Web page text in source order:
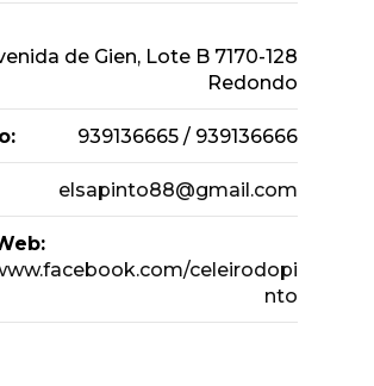
de Gien, Lote B 7170-128
Redondo
939136665 / 939136666
elsapinto88@gmail.com
celeirodopi
nto